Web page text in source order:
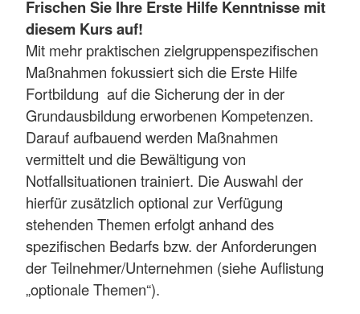
Frischen Sie Ihre Erste Hilfe Kenntnisse mit
diesem Kurs auf!
Mit mehr praktischen zielgruppenspezifischen
Maßnahmen fokussiert sich die Erste Hilfe
Fortbildung auf die Sicherung der in der
Grundausbildung erworbenen Kompetenzen.
Darauf aufbauend werden Maßnahmen
vermittelt und die Bewältigung von
Notfallsituationen trainiert. Die Auswahl der
hierfür zusätzlich optional zur Verfügung
stehenden Themen erfolgt anhand des
spezifischen Bedarfs bzw. der Anforderungen
der Teilnehmer/Unternehmen (siehe Auflistung
„optionale Themen“).